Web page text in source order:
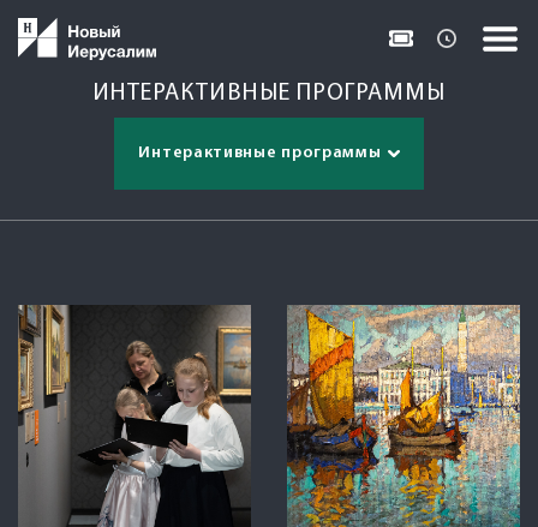
ИНТЕРАКТИВНЫЕ ПРОГРАММЫ
Интерактивные программы